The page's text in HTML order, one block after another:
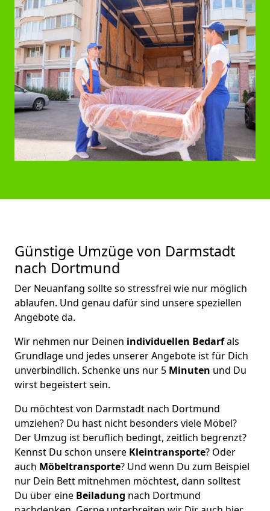
Günstige Umzüge von Darmstadt
nach Dortmund
Der Neuanfang sollte so stressfrei wie nur möglich
ablaufen. Und genau dafür sind unsere speziellen
Angebote da.
Wir nehmen nur Deinen individuellen Bedarfals
Grundlage und jedes unserer Angebote ist für Dich
unverbindlich. Schenke uns nur 5 Minuten und Du
wirst begeistert sein.
Du möchtest von Darmstadt nach Dortmund
umziehen? Du hast nicht besonders viele Möbel?
Der Umzug ist beruflich bedingt, zeitlich begrenzt?
Kennst Du schon unsere Kleintransporte? Oder
auch Möbeltransporte? Und wenn Du zum Beispiel
nur Dein Bett mitnehmen möchtest, dann solltest
Du über eine Beiladung nach Dortmund